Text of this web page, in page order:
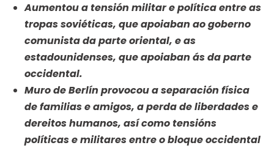
Aumentou a tensión militar e política entre as
tropas soviéticas, que apoiaban ao goberno
comunista da parte oriental, e as
estadounidenses, que apoiaban ás da parte
occidental.
Muro de Berlín provocou a separación física
de familias e amigos, a perda de liberdades e
dereitos humanos, así como tensións
políticas e militares entre o bloque occidental